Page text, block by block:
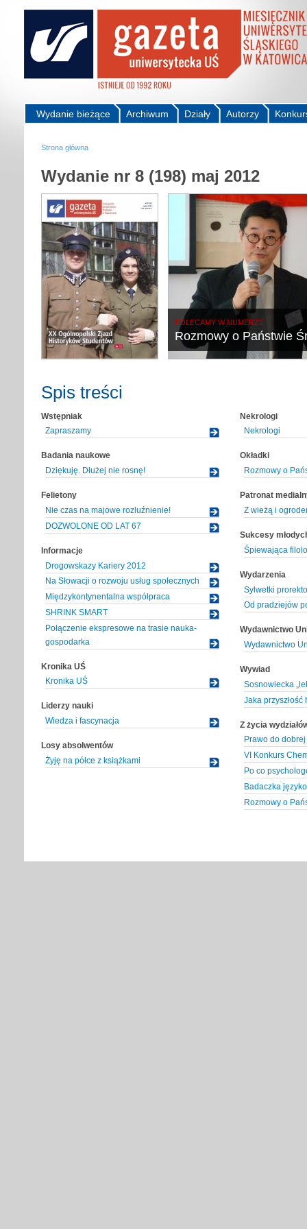
Autorzy
Działy
Archiwum
Wydanie bieżące
Strona główna
Wydanie nr 8 (198) maj 2012
POLECAMY W NUMERZE
Rozmowy o Państwie
Spis treści
Wstępniak
Zapraszamy
Badania naukowe
Dziękuję. Dłużej nie rosnę!
Felietony
Nie czas na majowe rozluźnienie!
DOZWOLONE OD LAT 67
Informacje
Drogowskazy Kariery 2012
Na Słowacji o rozwoju usług społecznych
Międzykontynentalna współpraca
SHRINK SMART
Połączenie ekspresowe na trasie nauka-
gospodarka
Kronika UŚ
Kronika UŚ
Liderzy nauki
Wiedza i fascynacja
Losy absolwentów
Żyję na półce z książkami
Nekrologi
Nekrologi
Okładki
Rozmowy o
Patronat
Z wieżą i
Sukcesy
Śpiewająca
Wydarzenia
Sylwetki
Od pradziejów
Wydawnictwo
Wydawnictwo
Wywiad
Sosnowiecka
Jaka przyszłość
Z życia
Prawo do
VI Konkurs
Po co
Badaczka
Rozmowy o